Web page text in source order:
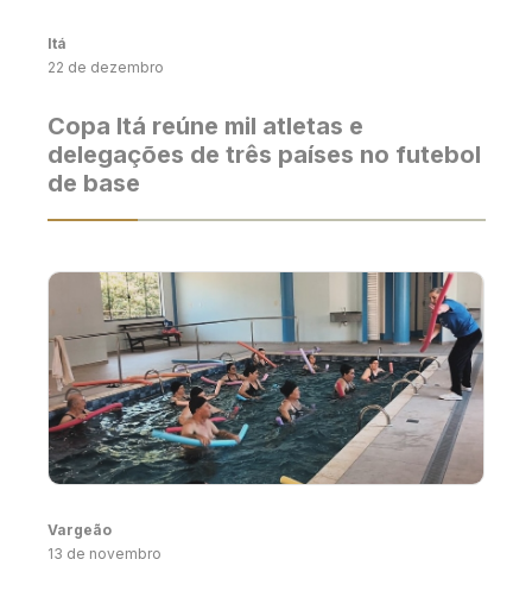
Itá
22 de dezembro
Copa Itá reúne mil atletas e
delegações de três países no futebol
de base
Vargeão
13 de novembro